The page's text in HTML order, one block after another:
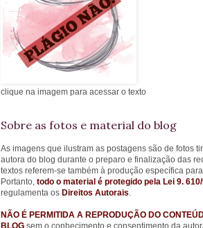
clique na imagem para acessar o texto
Sobre as fotos e material do blog
As imagens que ilustram as postagens são de fotos
autora do blog durante o preparo e finalização das
textos referem-se também à produção específica
Portanto, todo o material é protegido pela Lei 9.
regulamenta os Direitos Autorais.
NÃO É PERMITIDA A REPRODUÇÃO DO
BLOG sem o conhecimento e consentimento da